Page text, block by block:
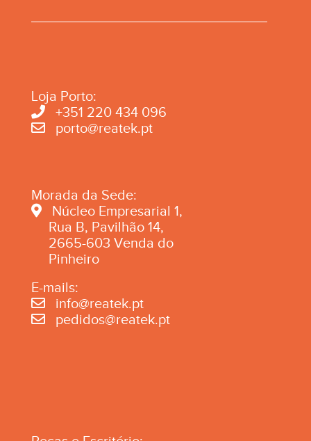
Loja Porto:
+351 220 434 096
porto@reatek.pt
Morada da Sede:
Núcleo Empresarial 1,
Rua B, Pavilhão 14,
2665-603 Venda do
Pinheiro
E-mails:
info@reatek.pt
pedidos@reatek.pt